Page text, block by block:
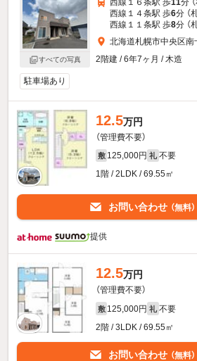
すべての写真
西線１６条駅 歩11分
西線１４条駅 歩6分 （
西線１１条駅 歩8分 （
北海道札幌市中央区南
2階建 / 6年7ヶ月 / 木造
駐車場あり
12.5万円
（管理費不要）
敷 125,000円 礼 不要
1階 / 2LDK / 69.55㎡
お問い合わせ （無料）
提供
12.5万円
（管理費不要）
敷 125,000円 礼 不要
2階 / 3LDK / 69.55㎡
お問い合わせ （無料）